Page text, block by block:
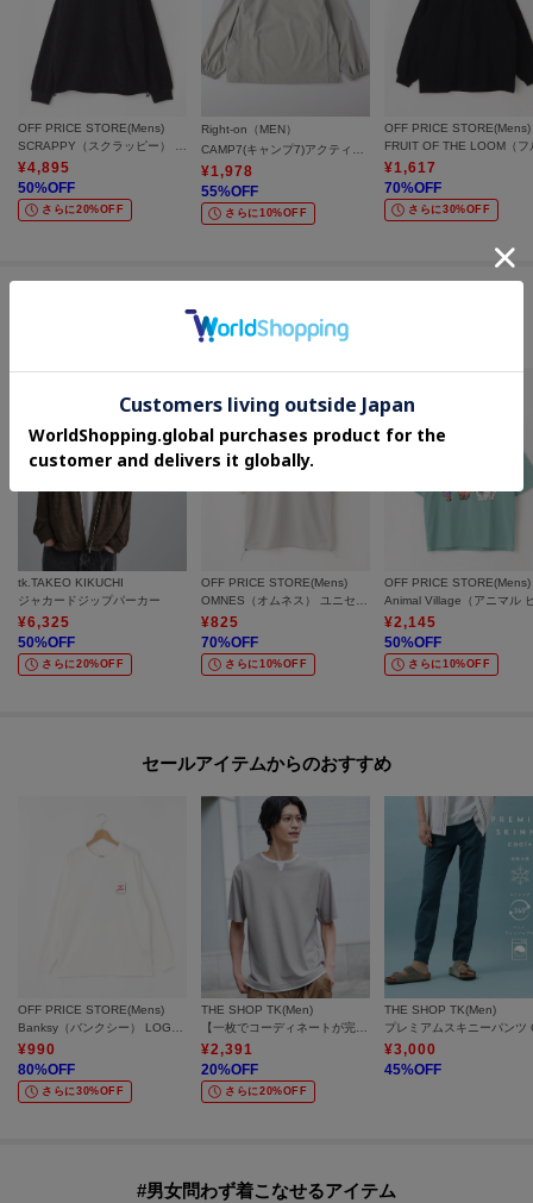
も頼りになる一着です。
※取り扱いについては、商品についている洗濯表示にてご確認下さい。
※製造過程の工程上、カラーにより生地感が異なる場合がございます。
※できる限り実物と同じ色になるよう努力しておりますが、パソコン・スマ
ートフォンなどの環境により、若干製品と画像のカラーが異なる場合もござ
います。
※素材により染料等の臭いが強い場合がございます。
お得な情報をお知らせ！
【1】再入荷通知や、値下げ情報・在庫状況をメルマガにてお知らせ。
【2】マイページでお気に入り一覧をチェックでき、自分だけのお買い物リス
トが作れます。
＝＝＝＝＝＝＝＝＝＝＝＝＝＝＝＝＝＝＝＝＝＝＝＝
OFF PRICE STORE(Mens)
¥4,895
50%OFF
さらに20%OFF
Right-on（MEN）
¥1,978
55%OFF
さらに10%OFF
OFF PRICE STORE(Mens)
¥1,617
70%OFF
さらに30%OFF
この商品を見た人はコチラの商品も
チェックしています
tk.TAKEO KIKUCHI
ジャカードジップパーカー
¥6,325
50%OFF
さらに20%OFF
OFF PRICE STORE(Mens)
¥825
70%OFF
さらに10%OFF
OFF PRICE STORE(Mens)
¥2,145
50%OFF
さらに10%OFF
セールアイテムからのおすすめ
OFF PRICE STORE(Mens)
¥990
80%OFF
さらに30%OFF
THE SHOP TK(Men)
¥2,391
20%OFF
さらに20%OFF
THE SHOP TK(Men)
¥3,000
45%OFF
#男女問わず着こなせるアイテム